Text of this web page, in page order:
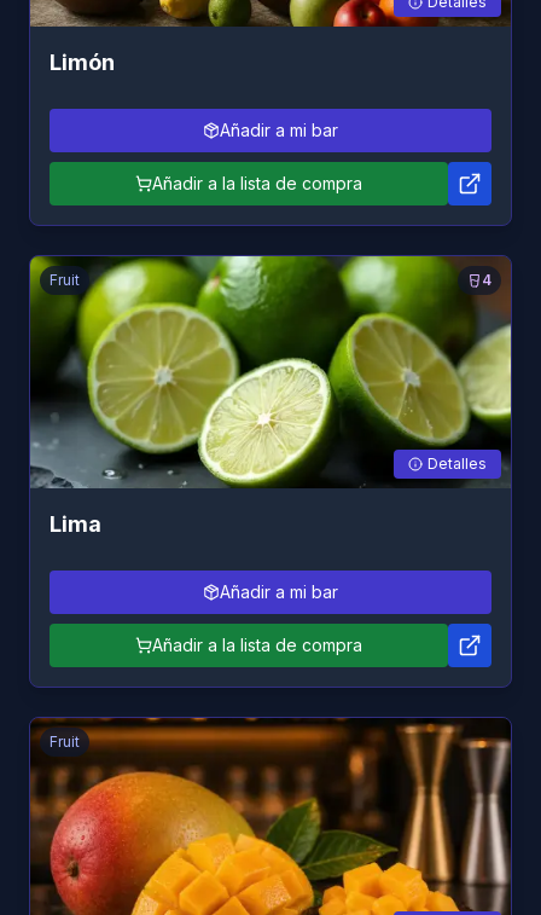
Limón
Añadir a mi bar
Añadir a la lista de compra
4
Fruit
Detalles
Lima
Añadir a mi bar
Añadir a la lista de compra
Fruit